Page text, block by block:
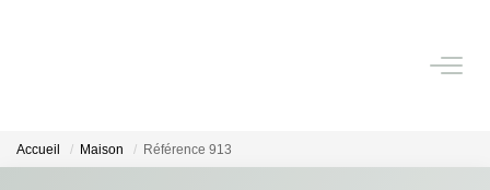
Nos Biens Vendus
Accueil Maison Référence 913